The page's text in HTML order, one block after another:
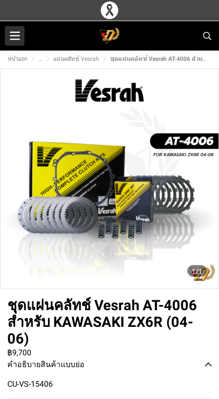
หน้าแรก ... แผ่นคลัทช์ Vesrah ชุดแผ่นคลัทช์ Vesrah AT-4006 สำหรับ KAWASAKI ZX6R (04-06)
1/1
ชุดแผ่นคลัทช์ Vesrah AT-4006
สำหรับ KAWASAKI ZX6R (04-
06)
฿9,700
คำอธิบายสินค้าแบบย่อ
CU-VS-15406